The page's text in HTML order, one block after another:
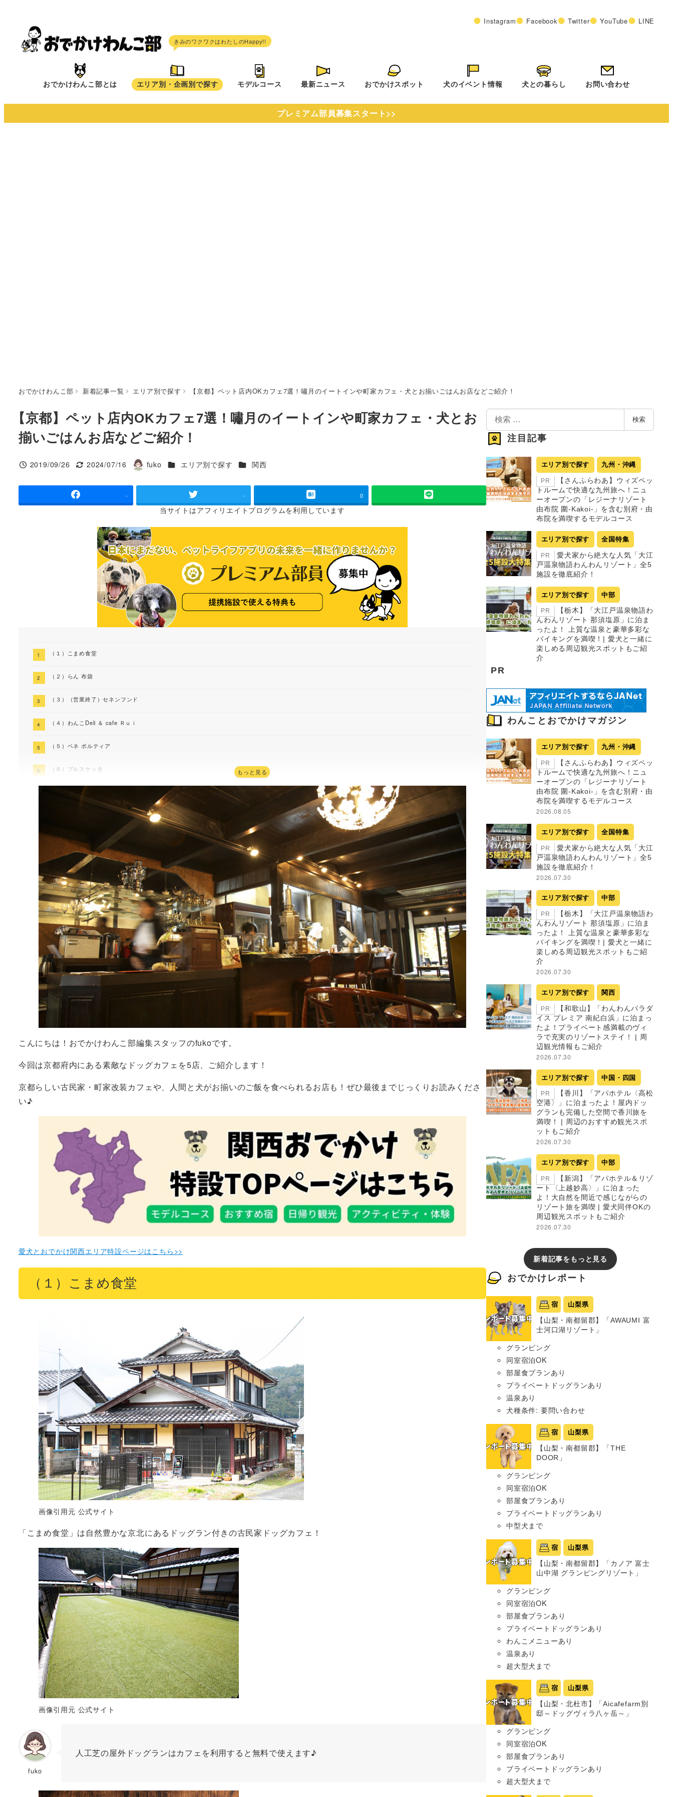
へ
Instagram Facebook Twitter YouTube LINE
おでかけわんこ部とは エリア別・企画別で探す モデルコース 最新ニュース おでかけスポット 犬のイベント情報 犬との暮らし お問い合わせ
プレミアム部員募集スタート>>
おでかけわんこ部 新着記事一覧 エリア別で探す 【京都】ペット店内OKカフェ7選！嘯月のイートインや町家カフェ・犬とお揃いごはんお店などご紹介！
【京都】ペット店内OKカフェ7選！嘯月のイートインや町家カフェ・犬とお
揃いごはんお店などご紹介！
投稿日
2019/09/26
更新日
2024/07/16
著
fuko カテゴリー
エリア別で探す カテゴリー
関西
- - 0
当サイトはアフィリエイトプログラムを利用しています
（１）こまめ食堂
（２）らん 布袋
（３）（営業終了）セネンフンド
（４）わんこDeli ＆ cafe Ｒｕｉ
（５）ベネ ポルティア
（６）ブルスケッタ
（７）Cafe DOnG by Sfera
もっと見る
こんにちは！おでかけわんこ部編集スタッフのfukoです。
今回は京都府内にある素敵なドッグカフェを5店、ご紹介します！
京都らしい古民家・町家改装カフェや、人間と犬がお揃いのご飯を食べられるお店も！ぜひ最後までじっくりお読みくださ
い♪
愛犬とおでかけ関西エリア特設ページはこちら>>
（１）こまめ食堂
画像引用元 公式サイト
「こまめ食堂」は自然豊かな京北にあるドッグラン付きの古民家ドッグカフェ！
画像引用元 公式サイト
fuko
人工芝の屋外ドッグランはカフェを利用すると無料で使えます♪
検
索
検索
注目記事
エリア別で探す 九州・沖縄
PR
【さんふらわあ】ウィズペッ
トルームで快適な九州旅へ！ニュ
ーオープンの「レジーナリゾート
由布院 圍-Kakoi-」を含む別府・由
布院を満喫するモデルコース
エリア別で探す 全国特集
PR
愛犬家から絶大な人気「大江
戸温泉物語わんわんリゾート」全5
施設を徹底紹介！
エリア別で探す 中部
PR
【栃木】「大江戸温泉物語わ
んわんリゾート 那須塩原」に泊ま
ったよ！ 上質な温泉と豪華多彩な
バイキングを満喫！| 愛犬と一緒に
楽しめる周辺観光スポットもご紹
介
PR
わんことおでかけマガジン
エリア別で探す 九州・沖縄
PR
【さんふらわあ】ウィズペッ
トルームで快適な九州旅へ！ニュ
ーオープンの「レジーナリゾート
由布院 圍-Kakoi-」を含む別府・由
布院を満喫するモデルコース
2026.08.05
エリア別で探す 全国特集
PR
愛犬家から絶大な人気「大江
戸温泉物語わんわんリゾート」全5
施設を徹底紹介！
2026.07.30
エリア別で探す 中部
PR
【栃木】「大江戸温泉物語わ
んわんリゾート 那須塩原」に泊ま
ったよ！ 上質な温泉と豪華多彩な
バイキングを満喫！| 愛犬と一緒に
楽しめる周辺観光スポットもご紹
介
2026.07.30
エリア別で探す 関西
PR
【和歌山】「わんわんパラダ
イス プレミア 南紀白浜」に泊まっ
たよ！プライベート感満載のヴィ
ラで充実のリゾートステイ！ | 周
辺観光情報もご紹介
2026.07.30
エリア別で探す 中国・四国
PR
【香川】「アパホテル〈高松
空港〉」に泊まったよ！屋内ドッ
グランも完備した空間で香川旅を
満喫！ | 周辺のおすすめ観光スポ
ットもご紹介
2026.07.30
エリア別で探す 中部
PR
【新潟】「アパホテル＆リゾ
ート〈上越妙高〉」に泊まった
よ！大自然を間近で感じながらの
リゾート旅を満喫 | 愛犬同伴OKの
周辺観光スポットもご紹介
2026.07.30
新着記事をもっと見る
おでかけレポート
宿 山梨県
【山梨・南都留郡】「AWAUMI 富
士河口湖リゾート」
グランピング
同室宿泊OK
部屋食プランあり
プライベートドッグランあり
温泉あり
犬種条件: 要問い合わせ
宿 山梨県
【山梨・南都留郡】「THE
DOOR」
グランピング
同室宿泊OK
部屋食プランあり
プライベートドッグランあり
中型犬まで
宿 山梨県
【山梨・南都留郡】「カノア 富士
山中湖 グランピングリゾート」
グランピング
同室宿泊OK
部屋食プランあり
プライベートドッグランあり
わんこメニューあり
温泉あり
超大型犬まで
宿 山梨県
【山梨・北杜市】「Aicafefarm別
邸～ドッグヴィラ八ヶ岳～」
グランピング
同室宿泊OK
部屋食プランあり
プライベートドッグランあり
超大型犬まで